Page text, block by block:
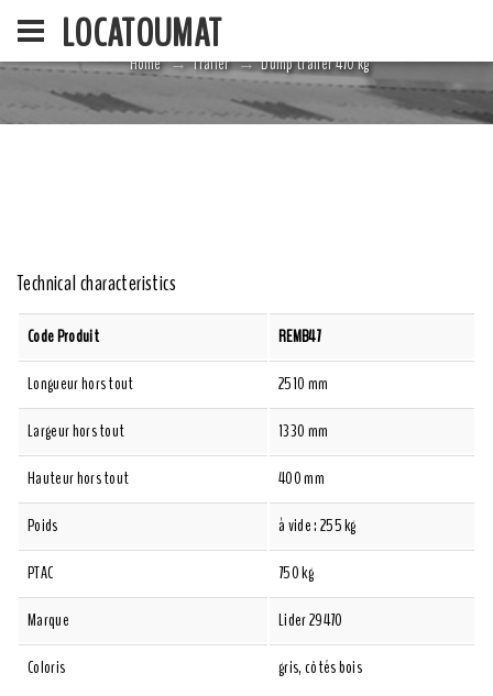
LOCATOUMAT
Home Trailer Dump trailer 470 kg
Technical characteristics
Code Produit
REMB47
Longueur hors tout
2510 mm
Largeur hors tout
1330 mm
Hauteur hors tout
400 mm
Poids
à vide : 255 kg
PTAC
750 kg
Marque
Lider 29470
Coloris
gris, côtés bois